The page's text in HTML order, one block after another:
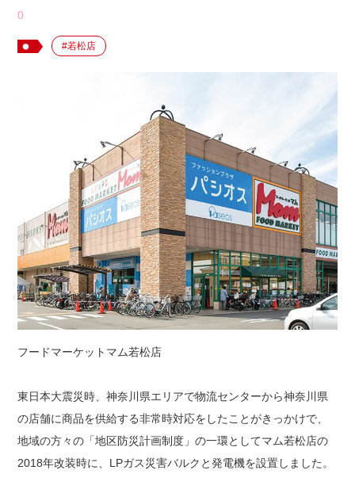
採用情報
0
#若松店
フードマーケットマム若松店
東日本大震災時、神奈川県エリアで物流センターから神奈川県
の店舗に商品を供給する非常時対応をしたことがきっかけで、
地域の方々の「地区防災計画制度」の一環としてマム若松店の
2018年改装時に、LPガス災害バルクと発電機を設置しました。